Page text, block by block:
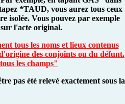
*TAUD, vous aurez tous ceux
isolée. Vous pouvez par exemple
l'acte original.
tous les noms et lieux contenus
des conjoints ou du défunt.
les champs"
pas été relevé exactement sous la